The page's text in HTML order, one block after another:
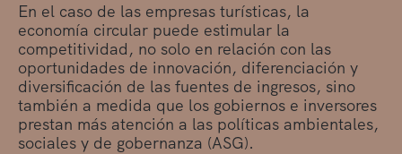
En el caso de las empresas turísticas, la
economía circular puede estimular la
competitividad, no solo en relación con las
oportunidades de innovación, diferenciación y
diversificación de las fuentes de ingresos, sino
también a medida que los gobiernos e inversores
prestan más atención a las políticas ambientales,
sociales y de gobernanza (ASG).